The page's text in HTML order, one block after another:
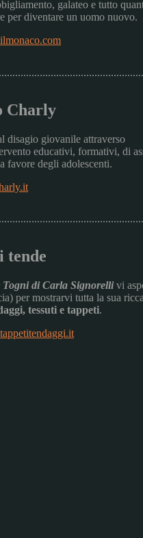
galateo e tutto
per diventare un uomo nuovo.
Charly
disagio giovanile attraverso
educativi, formativi, di
favore degli adolescenti.
tende
Togni di Carla Signorellivi
per mostrarvi tutta la sua
tessuti e tappeti.